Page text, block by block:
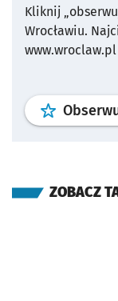
Kliknij
Wrocławiu.
www.wroclaw.pl
ZOBACZ